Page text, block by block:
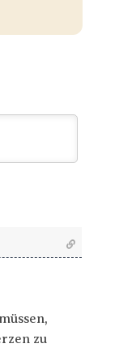
zu